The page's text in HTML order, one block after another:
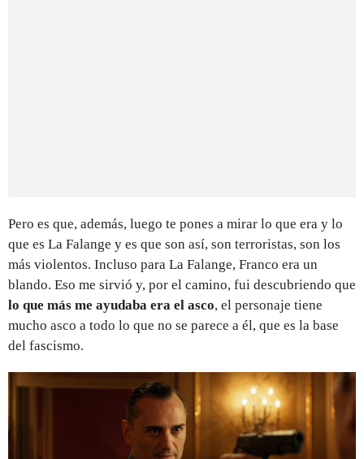
Pero es que, además, luego te pones a mirar lo que era y lo
que es La Falange y es que son así, son terroristas, son los
más violentos. Incluso para La Falange, Franco era un
blando. Eso me sirvió y, por el camino, fui descubriendo que
lo que más me ayudaba era el asco, el personaje tiene
mucho asco a todo lo que no se parece a él, que es la base
del fascismo.